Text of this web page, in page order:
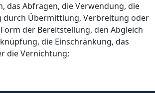
das Abfragen, die Verwendung, die
durch Übermittlung, Verbreitung oder
der Bereitstellung, den Abgleich
die Einschränkung, das
die Vernichtung;